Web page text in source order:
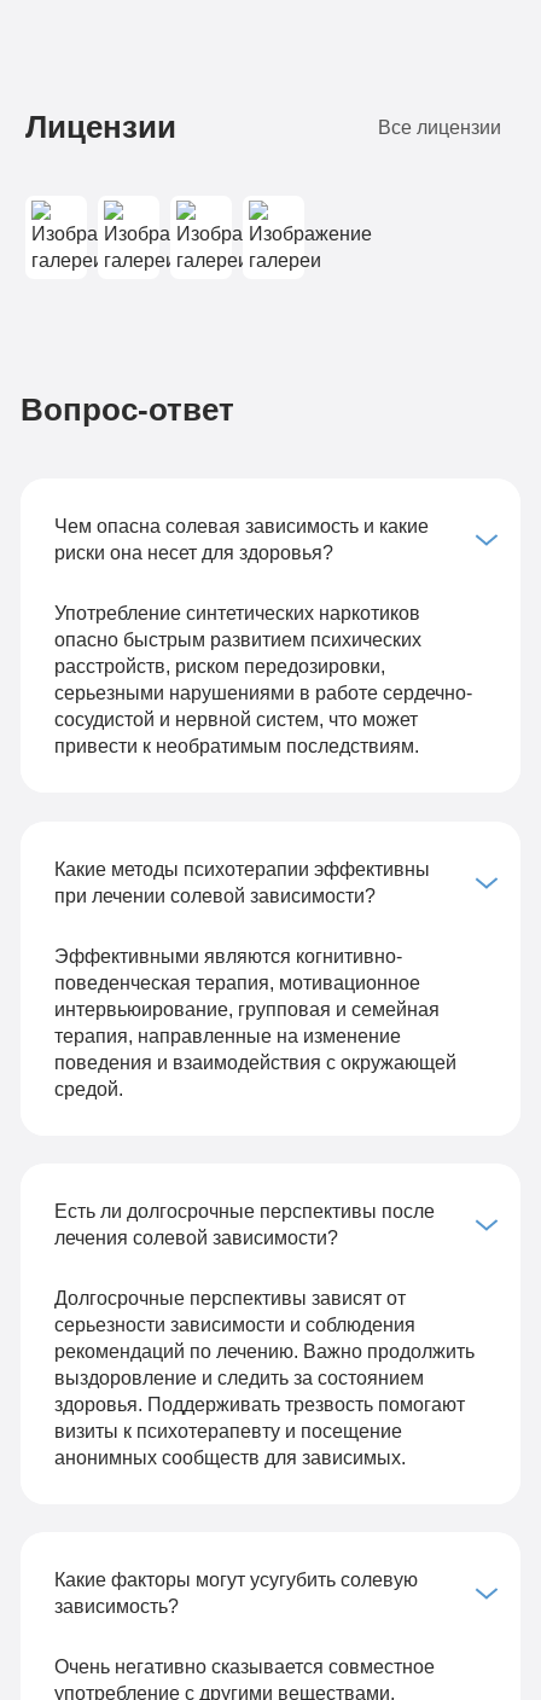
Лицензии Все лицензии
Вопрос-ответ
Чем опасна солевая зависимость и какие
риски она несет для здоровья?
Употребление синтетических наркотиков
опасно быстрым развитием психических
расстройств, риском передозировки,
серьезными нарушениями в работе сердечно-
сосудистой и нервной систем, что может
привести к необратимым последствиям.
Какие методы психотерапии эффективны
при лечении солевой зависимости?
Эффективными являются когнитивно-
поведенческая терапия, мотивационное
интервьюирование, групповая и семейная
терапия, направленные на изменение
поведения и взаимодействия с окружающей
средой.
Есть ли долгосрочные перспективы после
лечения солевой зависимости?
Долгосрочные перспективы зависят от
серьезности зависимости и соблюдения
рекомендаций по лечению. Важно продолжить
выздоровление и следить за состоянием
здоровья. Поддерживать трезвость помогают
визиты к психотерапевту и посещение
анонимных сообществ для зависимых.
Какие факторы могут усугубить солевую
зависимость?
Очень негативно сказывается совместное
употребление с другими веществами,